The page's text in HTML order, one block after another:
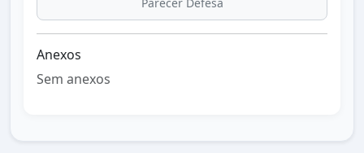
Parecer Defesa
Anexos
Sem anexos